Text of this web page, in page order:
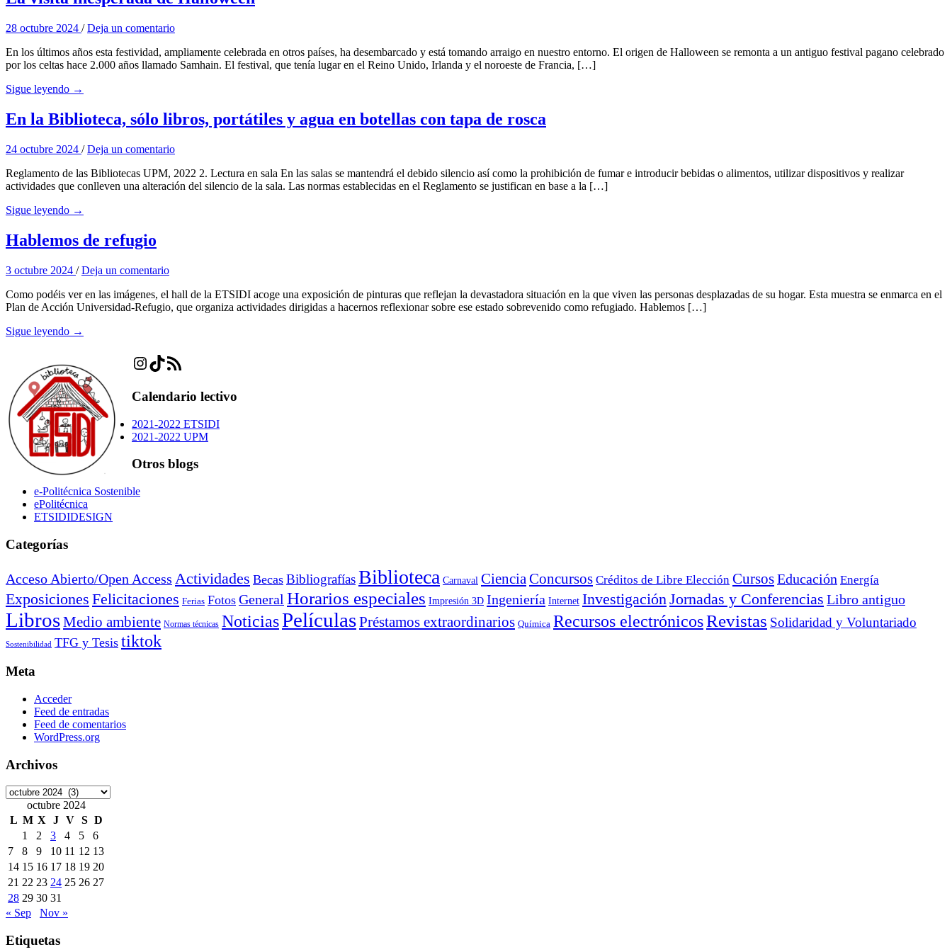
28 octubre 2024 /Deja un comentario
En los últimos años esta festividad, ampliamente celebrada en otros países, ha desembarcado y está tomando arraigo en nuestro entorno. El origen de Halloween se remonta a un antiguo festival pagano celebrado
por los celtas hace 2.000 años llamado Samhain. El festival, que tenía lugar en el Reino Unido, Irlanda y el noroeste de Francia, […]
Sigue leyendo →
En la Biblioteca, sólo libros, portátiles y agua en botellas con tapa de rosca
24 octubre 2024 /Deja un comentario
Reglamento de las Bibliotecas UPM, 2022 2. Lectura en sala En las salas se mantendrá el debido silencio así como la prohibición de fumar e introducir bebidas o alimentos, utilizar dispositivos y realizar
actividades que conlleven una alteración del silencio de la sala. Las normas establecidas en el Reglamento se justifican en base a la […]
Sigue leyendo →
Hablemos de refugio
3 octubre 2024 /Deja un comentario
Como podéis ver en las imágenes, el hall de la ETSIDI acoge una exposición de pinturas que reflejan la devastadora situación en la que viven las personas desplazadas de su hogar. Esta muestra se enmarca en el
Plan de Acción Universidad-Refugio, que organiza actividades dirigidas a hacernos reflexionar sobre ese estado sobrevenido como refugiado. Hablemos […]
Sigue leyendo →
Instagram
TikTok
Feed RSS
Calendario lectivo
2021-2022 ETSIDI
2021-2022 UPM
Otros blogs
e-Politécnica Sostenible
ePolitécnica
ETSIDIDESIGN
Categorías
Acceso Abierto/Open Access Actividades Becas BibliografíasBiblioteca Carnaval Ciencia Concursos Créditos de Libre Elección CursosEducación Energía
Exposiciones Felicitaciones Ferias Fotos General Horarios especiales Impresión 3D Ingeniería Internet Investigación Jornadas y Conferencias Libro antiguo
LibrosMedio ambiente Normas técnicas NoticiasPelículasPréstamos extraordinarios Química Recursos electrónicosRevistas Solidaridad y Voluntariado
Sostenibilidad TFG y Tesis tiktok
Meta
Acceder
Feed de entradas
Feed de comentarios
WordPress.org
Archivos
Archivos
octubre 2024
L M X J V S D
1
2 3 4 5
6
7
8 9 10 11 12 13
14 15 16 17 18 19 20
21 22 23 24 25 26 27
28 29 30 31
« Sep
Nov »
Etiquetas